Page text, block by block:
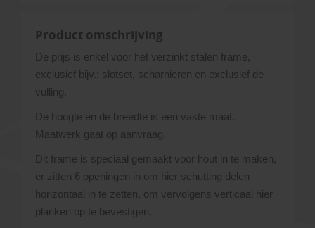
Product omschrijving
De prijs is enkel voor het verzinkt stalen frame,
exclusief bijv.: slotset, scharnieren en exclusief de
vulling.
De hoogte en de breedte is een vaste maat.
Maatwerk gaat op aanvraag.
Dit frame is speciaal gemaakt voor hout in te maken,
er zitten 6 openingen in om hier schutting delen
horizontaal in te zetten, om vervolgens verticaal hier
planken op te bevestigen.